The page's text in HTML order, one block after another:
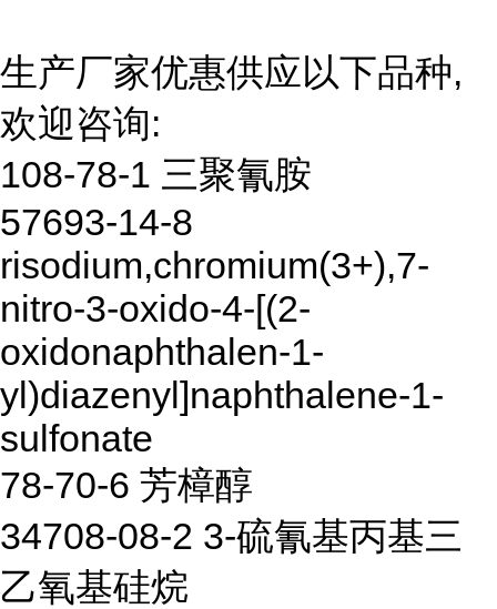
生产厂家优惠供应以下品种,
欢迎咨询:
108-78-1 三聚氰胺
57693-14-8
risodium,chromium(3+),7-
nitro-3-oxido-4-[(2-
oxidonaphthalen-1-
yl)diazenyl]naphthalene-1-
sulfonate
78-70-6 芳樟醇
34708-08-2 3-硫氰基丙基三
乙氧基硅烷